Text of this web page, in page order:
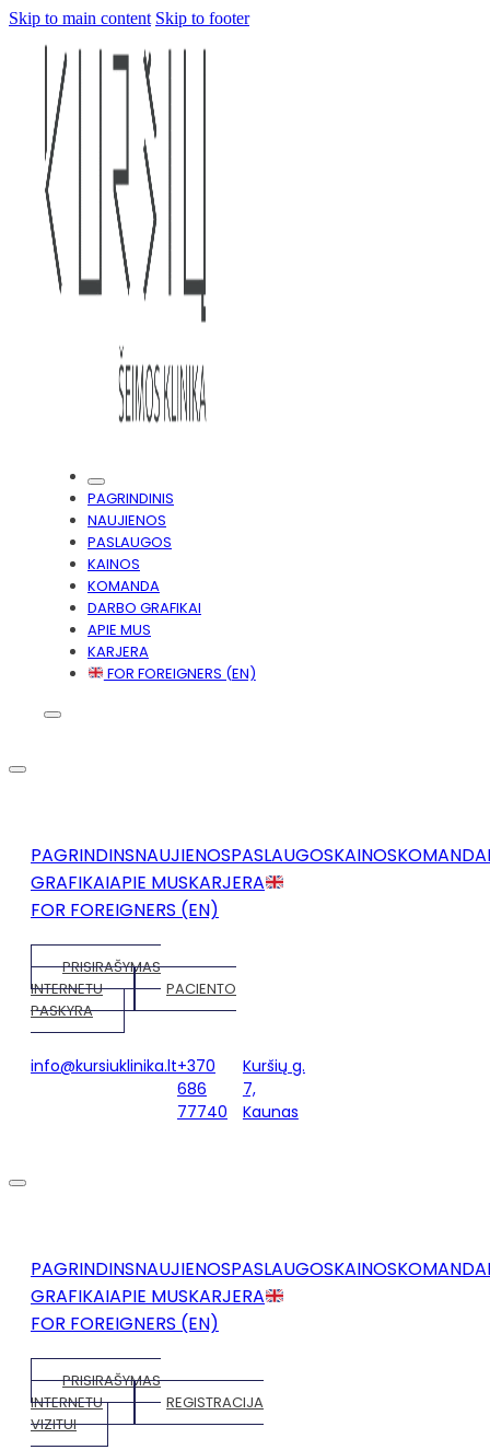
Skip to main content Skip to footer
PAGRINDINIS
NAUJIENOS
PASLAUGOS
KAINOS
KOMANDA
DARBO GRAFIKAI
APIE MUS
KARJERA
FOR FOREIGNERS (EN)
PAGRINDINSNAUJIENOSPASLAUGOSKAINOSKOMANDA
GRAFIKAIAPIE MUSKARJERA
FOR FOREIGNERS (EN)
PRISIRAŠYMAS
INTERNETU
PACIENTO
PASKYRA
info@kursiuklinika.lt+370
686
77740
Kuršių g.
7,
Kaunas
PAGRINDINSNAUJIENOSPASLAUGOSKAINOSKOMANDA
GRAFIKAIAPIE MUSKARJERA
FOR FOREIGNERS (EN)
PRISIRAŠYMAS
INTERNETU
REGISTRACIJA
VIZITUI